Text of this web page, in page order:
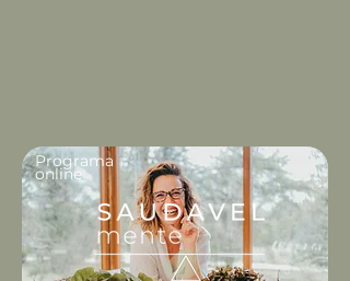
Programa
online